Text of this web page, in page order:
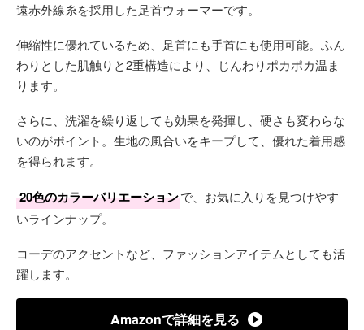
遠赤外線糸を採用した足首ウォーマーです。
伸縮性に優れているため、足首にも手首にも使用可能。ふん
わりとした肌触りと2重構造により、じんわりポカポカ温ま
ります。
さらに、洗濯を繰り返しても効果を発揮し、硬さも変わらな
いのがポイント。生地の風合いをキープして、優れた着用感
を得られます。
20色のカラーバリエーションで、お気に入りを見つけやす
いラインナップ。
コーデのアクセントなど、ファッションアイテムとしても活
躍します。
Amazonで詳細を見る